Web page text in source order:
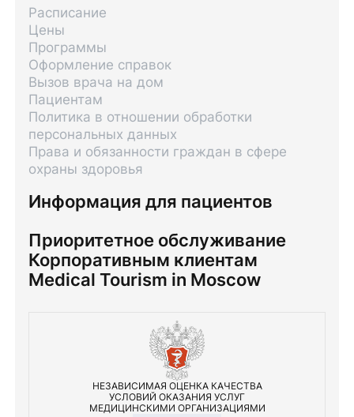
Информация для пациентов
Расписание
Цены
Программы
Оформление справок
Вызов врача на дом
Пациентам
Политика в отношении обработки
персональных данных
Права и обязанности граждан в сфере
охраны здоровья
Приоритетное обслуживание
Корпоративным клиентам
Medical Tourism in Moscow
НЕЗАВИСИМАЯ ОЦЕНКА КАЧЕСТВА
УСЛОВИЙ ОКАЗАНИЯ УСЛУГ
МЕДИЦИНСКИМИ ОРГАНИЗАЦИЯМИ